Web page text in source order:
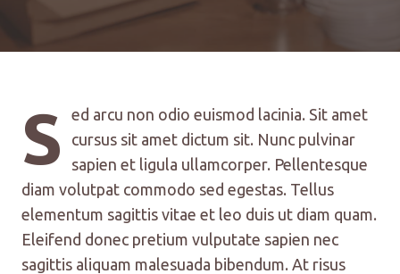
S
ed arcu non odio euismod lacinia. Sit amet
cursus sit amet dictum sit. Nunc pulvinar
sapien et ligula ullamcorper. Pellentesque
diam volutpat commodo sed egestas. Tellus
elementum sagittis vitae et leo duis ut diam quam.
Eleifend donec pretium vulputate sapien nec
sagittis aliquam malesuada bibendum. At risus